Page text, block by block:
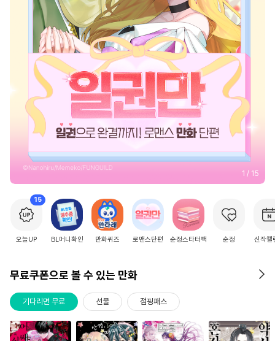
2 / 15
15
오늘UP BL머니확인 만화퀴즈 로맨스단편 순정스타터팩 순정 신작캘
무료쿠폰으로 볼 수 있는 만화
기다리면 무료 선물 점핑패스